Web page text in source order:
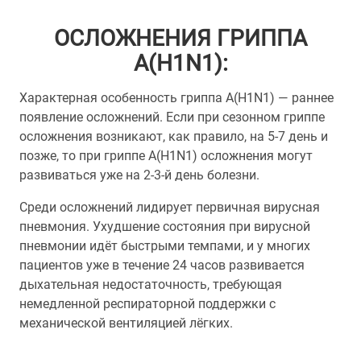
ОСЛОЖНЕНИЯ ГРИППА
А(Н1N1):
Характерная особенность гриппа А(Н1N1) — раннее
появление осложнений. Если при сезонном гриппе
осложнения возникают, как правило, на 5-7 день и
позже, то при гриппе А(Н1N1) осложнения могут
развиваться уже на 2-3-й день болезни.
Среди осложнений лидирует первичная вирусная
пневмония. Ухудшение состояния при вирусной
пневмонии идёт быстрыми темпами, и у многих
пациентов уже в течение 24 часов развивается
дыхательная недостаточность, требующая
немедленной респираторной поддержки с
механической вентиляцией лёгких.